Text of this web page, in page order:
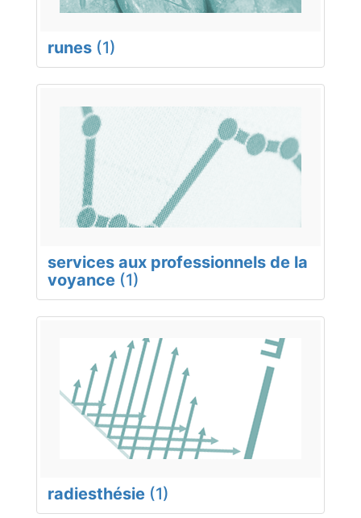
runes (1)
services aux professionnels de la
voyance (1)
radiesthésie (1)